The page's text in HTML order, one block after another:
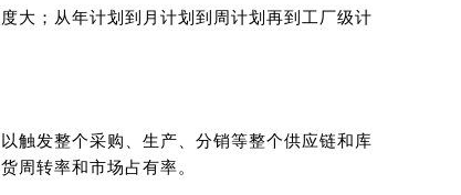
大；从年计划到月计划到周计划再到工厂级计
触发整个采购、生产、分销等整个供应链和库
周转率和市场占有率。